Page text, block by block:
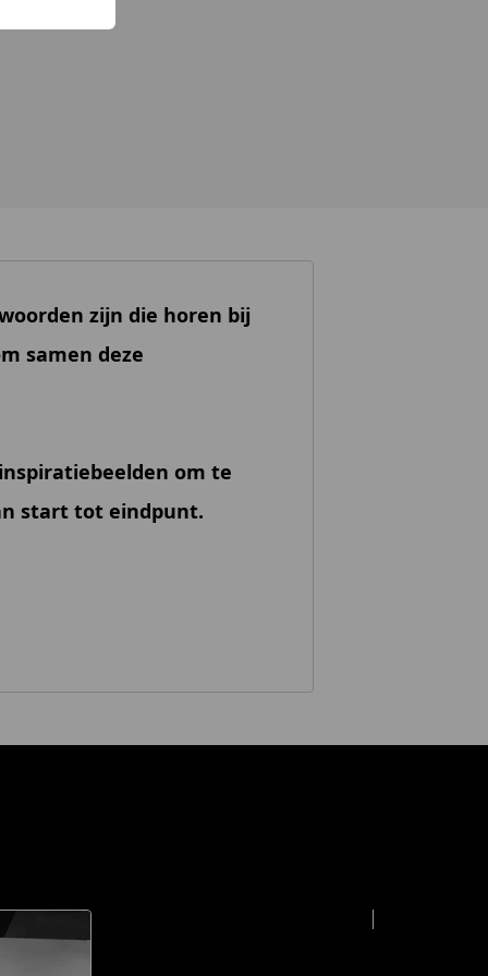
zijn die horen bij
samen deze
om te
start tot eindpunt.